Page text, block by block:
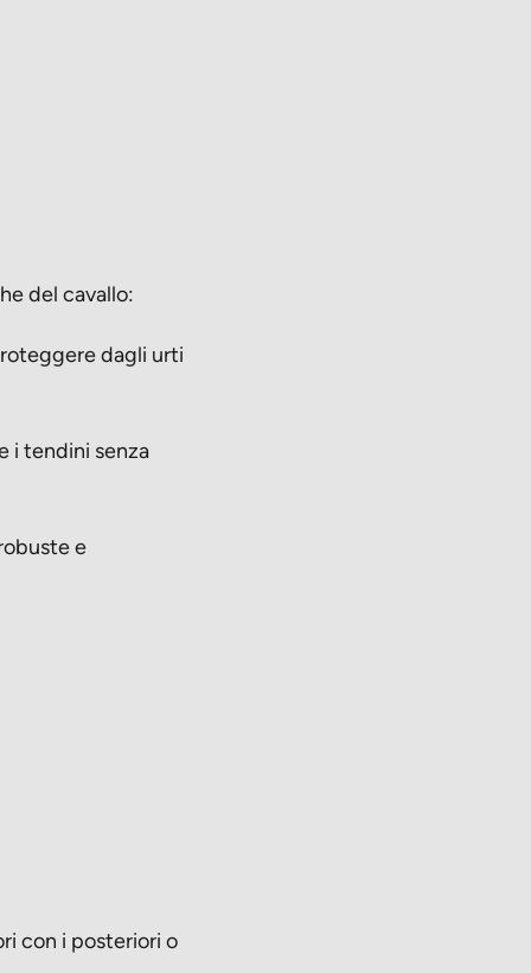
del cavallo:
dagli urti
i tendini senza
e
con i posteriori o